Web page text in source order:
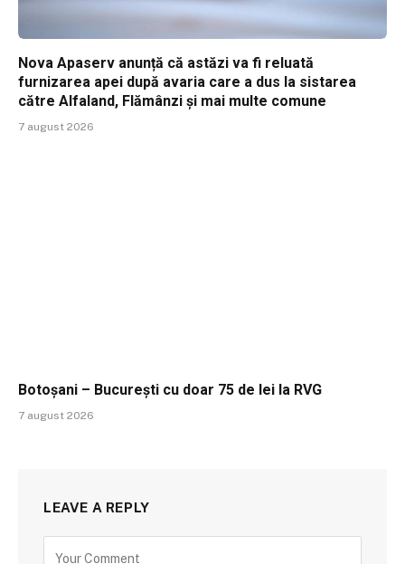
Nova Apaserv anunță că astăzi va fi reluată
furnizarea apei după avaria care a dus la sistarea
către Alfaland, Flămânzi și mai multe comune
7 august 2026
Botoșani – București cu doar 75 de lei la RVG
7 august 2026
LEAVE A REPLY